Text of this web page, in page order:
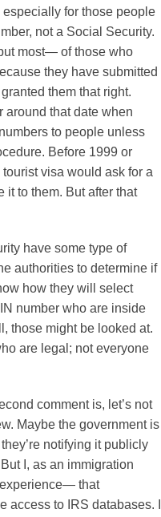
for those people
not a Social Security.
most— of those who
they have submitted
them that right.
around that date when
to people unless
Before 1999 or
visa would ask for a
it to them. But after that
have some type of
authorities to determine if
how they will select
number who are inside
those might be looked at.
are legal; not everyone
comment is, let’s not
Maybe the government is
notifying it publicly
I, as an immigration
that
access to IRS databases. I